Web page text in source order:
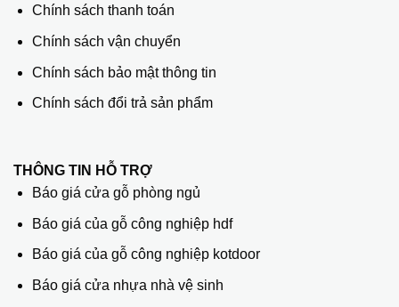
Chính sách thanh toán
Chính sách vận chuyển
Chính sách bảo mật thông tin
Chính sách đổi trả sản phẩm
THÔNG TIN HỖ TRỢ
Báo giá cửa gỗ phòng ngủ
Báo giá của gỗ công nghiệp hdf
Báo giá của gỗ công nghiệp kotdoor
Báo giá cửa nhựa nhà vệ sinh